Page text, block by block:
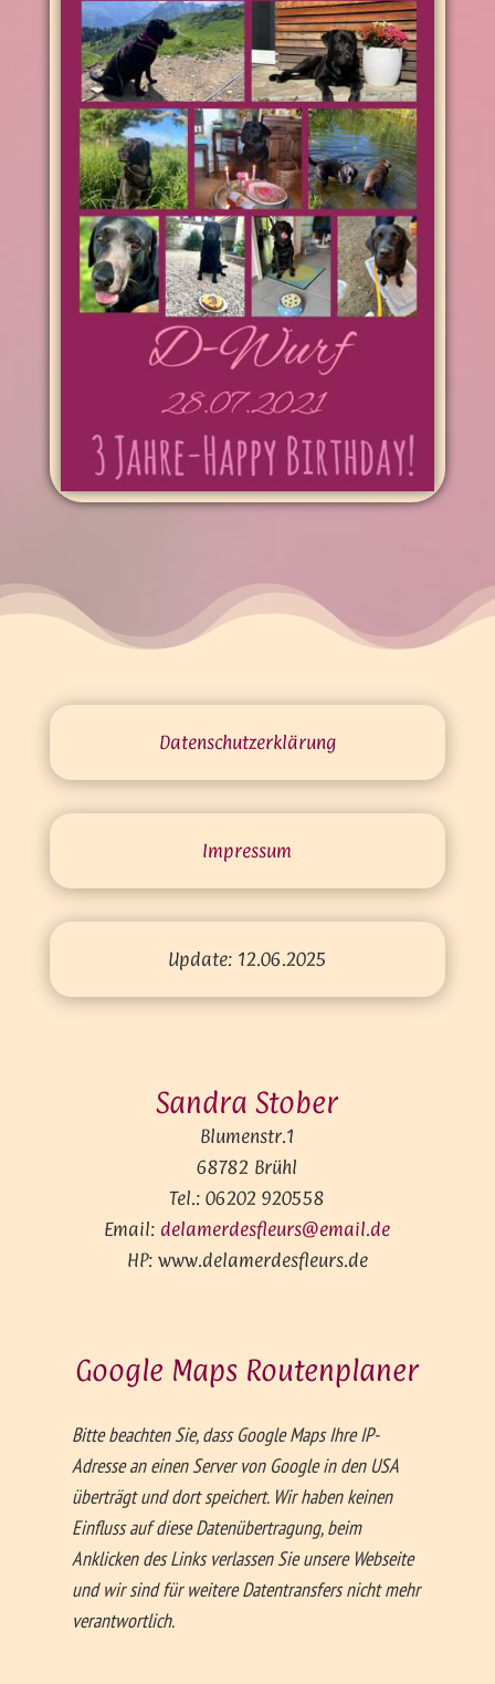
Datenschutz­erklärung
Impressum
Update: 12.06.2025
Sandra Stober
Blumenstr.1
68782 Brühl
Tel.: 06202 920558
Email: delamerdesfleurs@email.de
HP: www.delamerdesfleurs.de
Google Maps Routen­planer
Bitte beachten Sie, dass Google Maps Ihre IP-
Adresse an einen Server von Google in den USA
überträgt und dort speichert. Wir haben keinen
Einfluss auf diese Datenübertragung, beim
Anklicken des Links verlassen Sie unsere Webseite
und wir sind für weitere Datentransfers nicht mehr
verantwortlich.